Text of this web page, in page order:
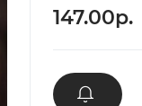
147.00р.